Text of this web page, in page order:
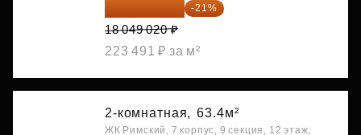
14 258 726 ₽ -21%
18 049 020 ₽
223 491 ₽ за м²
2-комнатная, 63.4м²
ЖК Римский, 7 корпус, 9 секция, 12 этаж,